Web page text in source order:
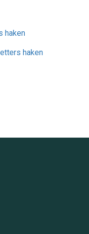
haken
haken